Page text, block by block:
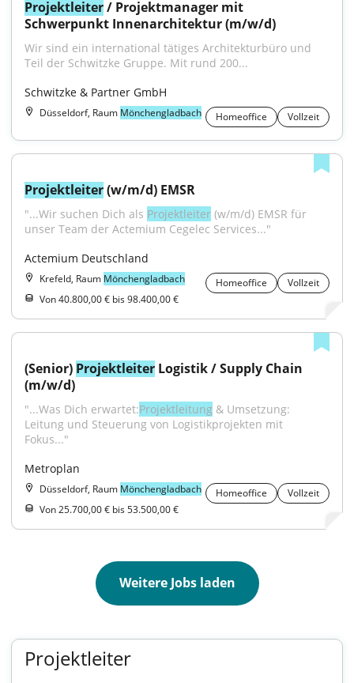
Projektleiter / Projektmanager mit
Schwerpunkt Innenarchitektur (m/w/d)
Wir sind ein international tätiges Architekturbüro und
Teil der Schwitzke Gruppe. Mit rund 200...
Schwitzke & Partner GmbH
Düsseldorf, Raum Mönchengladbach Homeoffice Vollzeit
Projektleiter (w/m/d) EMSR
"...Wir suchen Dich als Projektleiter (w/m/d) EMSR für
unser Team der Actemium Cegelec Services..."
Actemium Deutschland
Krefeld, Raum Mönchengladbach Homeoffice
Vollzeit
Von 40.800,00 € bis 98.400,00 €
(Senior) Projektleiter Logistik / Supply Chain
(m/w/d)
"...Was Dich erwartet:Projektleitung & Umsetzung:
Leitung und Steuerung von Logistikprojekten mit
Fokus..."
Metroplan
Düsseldorf, Raum Mönchengladbach Homeoffice
Vollzeit
Von 25.700,00 € bis 53.500,00 €
Weitere Jobs laden
Projektleiter